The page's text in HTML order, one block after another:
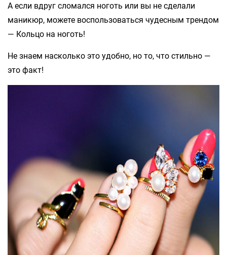
А если вдруг сломался ноготь или вы не сделали
маникюр, можете воспользоваться чудесным трендом
— Кольцо на ноготь!
Не знаем насколько это удобно, но то, что стильно —
это факт!